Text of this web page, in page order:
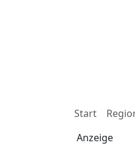
Start
Anzeige